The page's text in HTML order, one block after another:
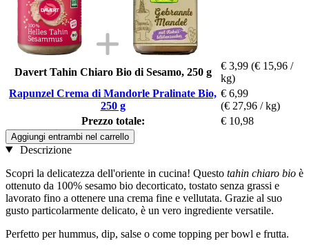
Davert Tahin Chiaro Bio di Sesamo, 250 g
€ 3,99 (€ 15,96 /
kg)
Rapunzel Crema di Mandorle Pralinate Bio,
250 g
€ 6,99
(€ 27,96 / kg)
Prezzo totale:
€ 10,98
Aggiungi entrambi nel carrello
Descrizione
Scopri la delicatezza dell'oriente in cucina! Questo tahin chiaro bio è
ottenuto da 100% sesamo bio decorticato, tostato senza grassi e
lavorato fino a ottenere una crema fine e vellutata. Grazie al suo
gusto particolarmente delicato, è un vero ingrediente versatile.
Perfetto per hummus, dip, salse o come topping per bowl e frutta.